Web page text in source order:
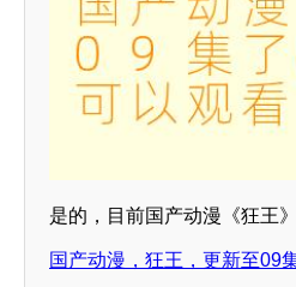
是的，目前国产动漫《狂王
国产动漫，狂王，更新至09